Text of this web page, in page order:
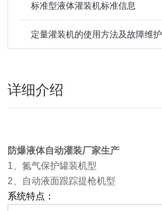
标准型液体灌装机标准信息
定量灌装机的使用方法及故障维护
详细介绍
防爆液体自动灌装厂家生产
1 、氮气保护罐装机型
2 、自动液面跟踪提枪机型
系统特点：